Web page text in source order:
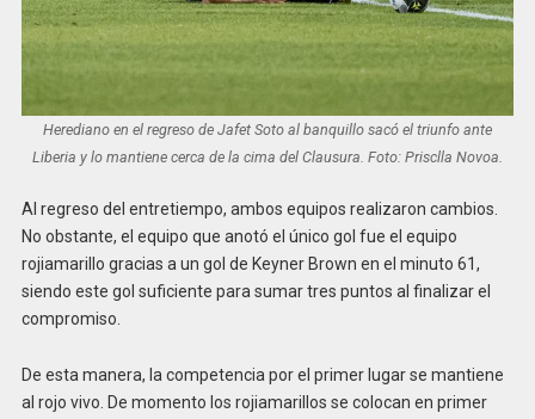
Herediano en el regreso de Jafet Soto al banquillo sacó el triunfo ante
Liberia y lo mantiene cerca de la cima del Clausura. Foto: Prisclla Novoa.
Al regreso del entretiempo, ambos equipos realizaron cambios.
No obstante, el equipo que anotó el único gol fue el equipo
rojiamarillo gracias a un gol de Keyner Brown en el minuto 61,
siendo este gol suficiente para sumar tres puntos al finalizar el
compromiso.
De esta manera, la competencia por el primer lugar se mantiene
al rojo vivo. De momento los rojiamarillos se colocan en primer